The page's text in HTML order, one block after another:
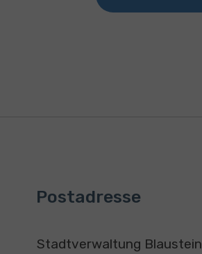
Postadresse
A
K
Stadtverwaltung Blaustein